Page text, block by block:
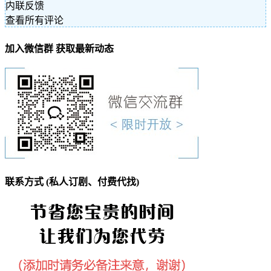
内联反馈
查看所有评论
加入微信群 获取最新动态
联系方式 (私人订剧、付费代找)